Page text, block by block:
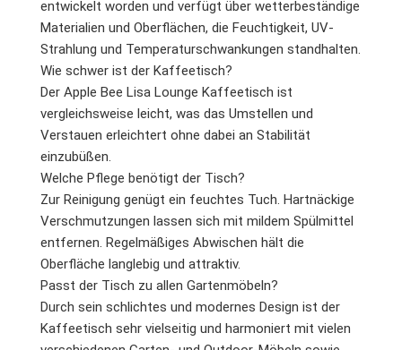
entwickelt worden und verfügt über wetterbeständige
Materialien und Oberflächen, die Feuchtigkeit, UV-
Strahlung und Temperaturschwankungen standhalten.
Wie schwer ist der Kaffeetisch?
Der Apple Bee Lisa Lounge Kaffeetisch ist
vergleichsweise leicht, was das Umstellen und
Verstauen erleichtert ohne dabei an Stabilität
einzubüßen.
Welche Pflege benötigt der Tisch?
Zur Reinigung genügt ein feuchtes Tuch. Hartnäckige
Verschmutzungen lassen sich mit mildem Spülmittel
entfernen. Regelmäßiges Abwischen hält die
Oberfläche langlebig und attraktiv.
Passt der Tisch zu allen Gartenmöbeln?
Durch sein schlichtes und modernes Design ist der
Kaffeetisch sehr vielseitig und harmoniert mit vielen